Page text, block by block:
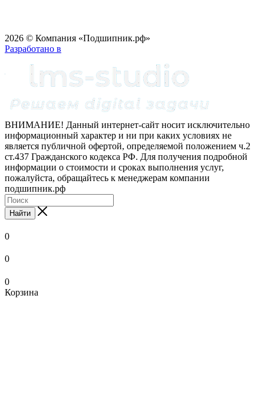
2026 © Компания «Подшипник.рф»
Разработано в
ВНИМАНИЕ! Данный интернет-сайт носит исключительно
информационный характер и ни при каких условиях не
является публичной офертой, определяемой положением ч.2
ст.437 Гражданского кодекса РФ. Для получения подробной
информации о стоимости и сроках выполнения услуг,
пожалуйста, обращайтесь к менеджерам компании
подшипник.рф
Найти
0
0
0
Корзина